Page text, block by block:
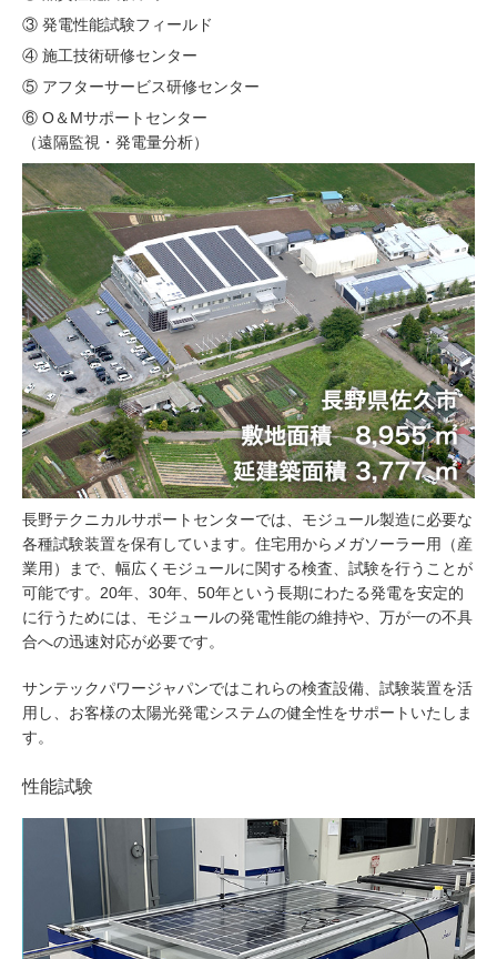
③ 発電性能試験フィールド
④ 施工技術研修センター
⑤ アフターサービス研修センター
⑥ O＆Mサポートセンター
（遠隔監視・発電量分析）
長野テクニカルサポートセンターでは、モジュール製造に必要な
各種試験装置を保有しています。住宅用からメガソーラー用（産
業用）まで、幅広くモジュールに関する検査、試験を行うことが
可能です。20年、30年、50年という長期にわたる発電を安定的
に行うためには、モジュールの発電性能の維持や、万が一の不具
合への迅速対応が必要です。
サンテックパワージャパンではこれらの検査設備、試験装置を活
用し、お客様の太陽光発電システムの健全性をサポートいたしま
す。
性能試験